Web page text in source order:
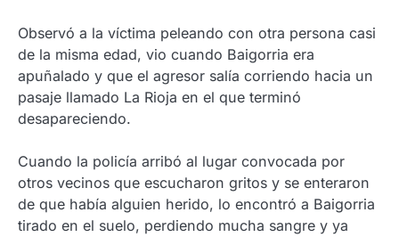
Observó a la víctima peleando con otra persona casi
de la misma edad, vio cuando Baigorria era
apuñalado y que el agresor salía corriendo hacia un
pasaje llamado La Rioja en el que terminó
desapareciendo.
Cuando la policía arribó al lugar convocada por
otros vecinos que escucharon gritos y se enteraron
de que había alguien herido, lo encontró a Baigorria
tirado en el suelo, perdiendo mucha sangre y ya